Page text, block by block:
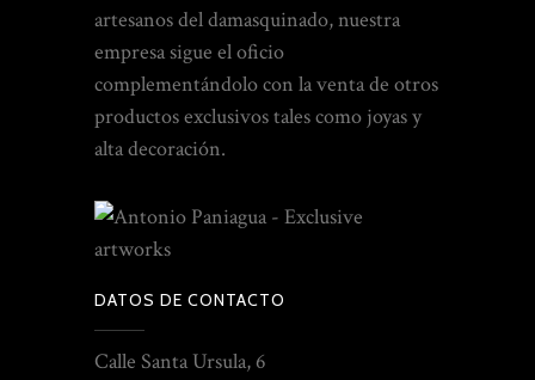
artesanos del damasquinado, nuestra
empresa sigue el oficio
complementándolo con la venta de otros
productos exclusivos tales como joyas y
alta decoración.
DATOS DE CONTACTO
Calle Santa Ursula, 6